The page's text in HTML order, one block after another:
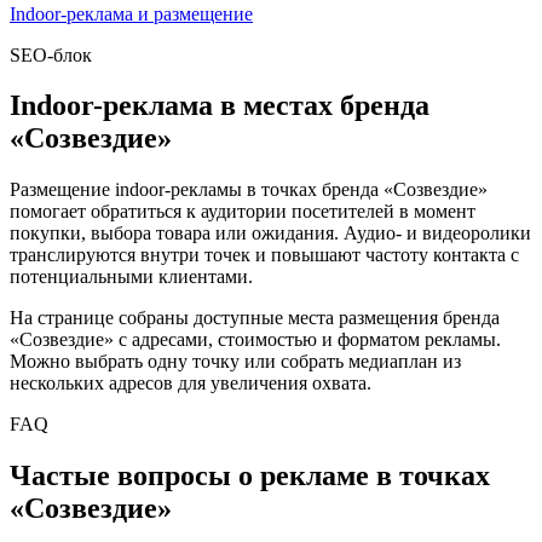
Indoor-реклама и размещение
SEO-блок
Indoor-реклама в местах бренда
«Созвездие»
Размещение indoor-рекламы в точках бренда «Созвездие»
помогает обратиться к аудитории посетителей в момент
покупки, выбора товара или ожидания. Аудио- и видеоролики
транслируются внутри точек и повышают частоту контакта с
потенциальными клиентами.
На странице собраны доступные места размещения бренда
«Созвездие» с адресами, стоимостью и форматом рекламы.
Можно выбрать одну точку или собрать медиаплан из
нескольких адресов для увеличения охвата.
FAQ
Частые вопросы о рекламе в точках
«Созвездие»